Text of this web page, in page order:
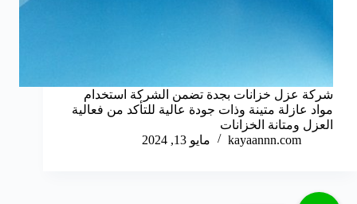
شركة عزل خزانات بجدة تضمن الشركة استخدام
مواد عازلة متينة وذات جودة عالية للتأكد من فعالية
العزل ومتانة الخزانات
kayaannn.com
مايو 13, 2024